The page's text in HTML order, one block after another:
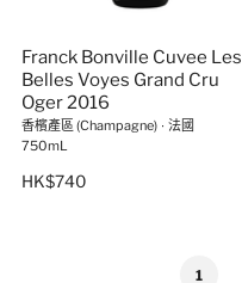
Franck Bonville Cuvee Les
Belles Voyes Grand Cru
Oger 2016
香檳產區 (Champagne) ∙ 法國
750mL
HK$740
1